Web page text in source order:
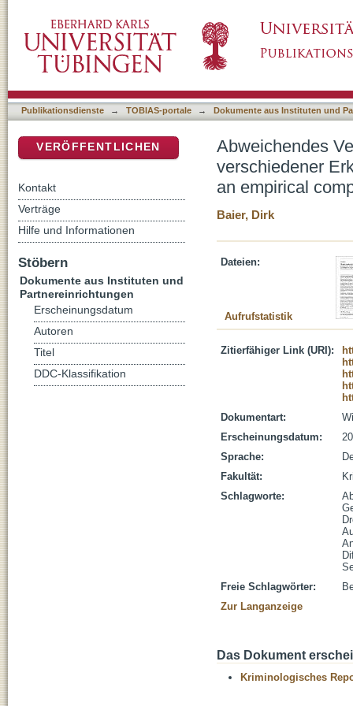
Erklärungsansätze = Deviant behavior in
theoretical explanations
Publikationsdienste → TOBIAS-portale → Dokumente aus Instituten und
Abweichendes
verschiedener
an empirical
Baier, Dirk
Dateien:
Aufrufstatistik
Zitierfähiger Link (URI):
Dokumentart:
Erscheinungsdatum:
Sprache:
Fakultät:
Schlagworte:
Freie Schlagwörter:
Zur Langanzeige
Das Dokument
Kriminologisches
VERÖFFENTLICHEN
Kontakt
Verträge
Hilfe und Informationen
Stöbern
Dokumente aus Instituten und
Partnereinrichtungen
Erscheinungsdatum
Autoren
Titel
DDC-Klassifikation